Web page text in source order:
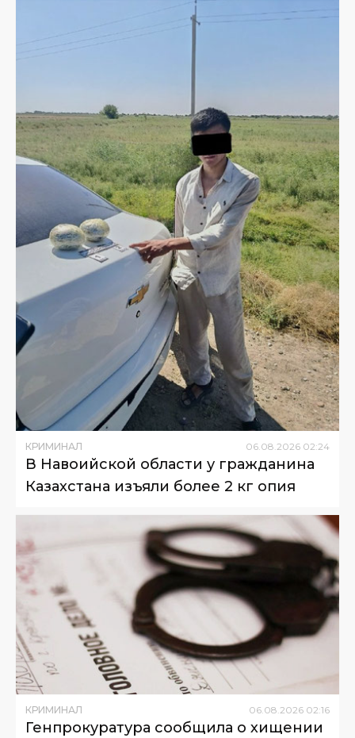
КРИМИНАЛ 06 08 2026 02:24
В Навоийской области у гражданина
Казахстана изъяли более 2 кг опия
КРИМИНАЛ 06.08.2026 02:16
Генпрокуратура сообщила о хищении